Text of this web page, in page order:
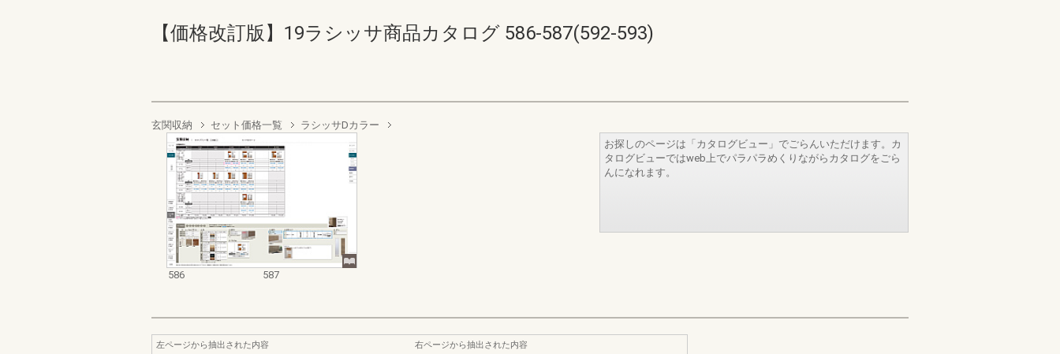
【価格改訂版】19ラシッサ商品カタログ 586-587(592-593)
玄関収納 セット価格一覧 ラシッサDカラー
586 587
お探しのページは「カタログビュー」でごらんいただけます。カ
タログビューではweb上でパラパラめくりながらカタログをごら
んになれます。
左ページから抽出された内容
右ページから抽出された内容